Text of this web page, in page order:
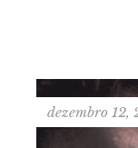
dezembro 12,